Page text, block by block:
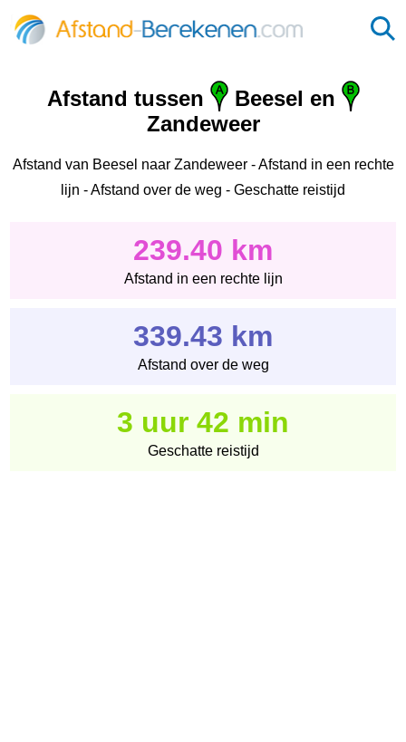
Afstand tussen
Beesel en
Zandeweer
Afstand van Beesel naar Zandeweer - Afstand in een rechte
lijn - Afstand over de weg - Geschatte reistijd
239.40 km
Afstand in een rechte lijn
339.43 km
Afstand over de weg
3 uur 42 min
Geschatte reistijd